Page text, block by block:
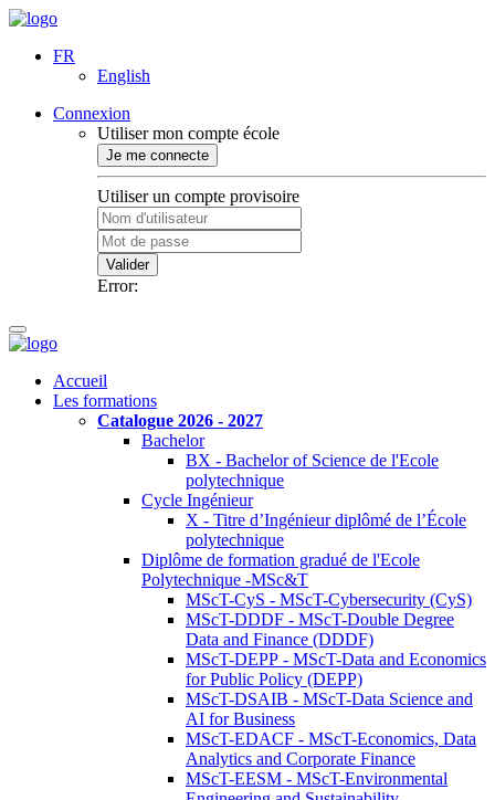
FR
English
Connexion
Utiliser mon compte école
Je me connecte
Utiliser un compte provisoire
Valider
Error:
Accueil
Les formations
Catalogue 2026 - 2027
Bachelor
BX - Bachelor of Science de l'Ecole
polytechnique
Cycle Ingénieur
X - Titre d’Ingénieur diplômé de l’École
polytechnique
Diplôme de formation gradué de l'Ecole
Polytechnique -MSc&T
MScT-CyS - MScT-Cybersecurity (CyS)
MScT-DDDF - MScT-Double Degree
Data and Finance (DDDF)
MScT-DEPP - MScT-Data and Economics
for Public Policy (DEPP)
MScT-DSAIB - MScT-Data Science and
AI for Business
MScT-EDACF - MScT-Economics, Data
Analytics and Corporate Finance
MScT-EESM - MScT-Environmental